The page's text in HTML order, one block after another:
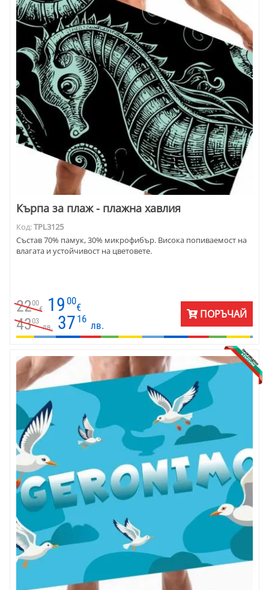
Кърпа за плаж - плажна хавлия
Код:TPL3125
Състав 70% памук, 30% микрофибър. Висока попиваемост на
влагата и устойчивост на цветовете.
2200
€ 19 00
€
4303
лв. 37 16
лв.
ПОРЪЧАЙ